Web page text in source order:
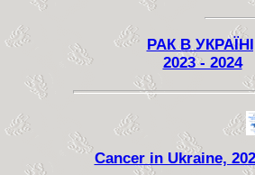
РАК В
2023 - 2024
Cancer in Ukraine,